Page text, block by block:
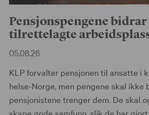
Pensjonspengene
tilrettelagte
05.08.26
KLP forvalter pensjonen til ansatte i
helse-Norge, men pengene skal ikke
pensjonistene trenger dem. De skal
skape gode samfunn, slik de har